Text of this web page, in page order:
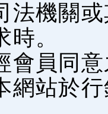
法機關
。
會員同
網站於